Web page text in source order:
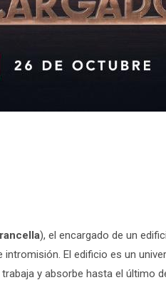
), el encargado de un
El edificio es un
y absorbe hasta el último